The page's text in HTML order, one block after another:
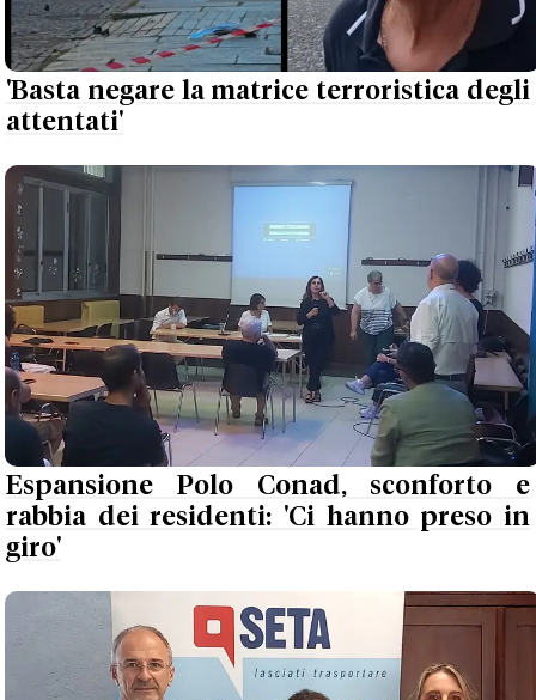
'Basta negare la matrice terroristica degli
attentati'
Espansione Polo Conad, sconforto e
rabbia dei residenti: 'Ci hanno preso in
giro'